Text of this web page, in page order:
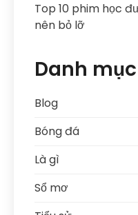
Top 10 phim học
nên bỏ lỡ
Danh mục
Blog
Bóng đá
Là gì
Sổ mơ